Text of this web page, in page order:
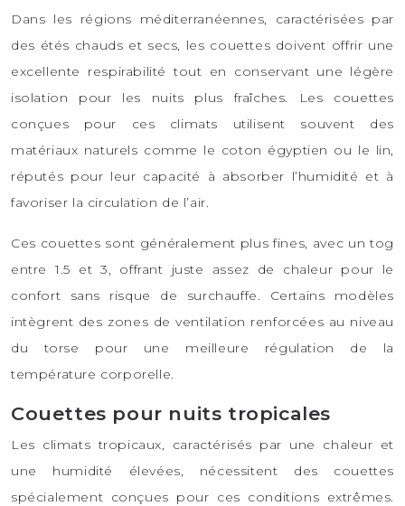
Dans les régions méditerranéennes, caractérisées par
des étés chauds et secs, les couettes doivent offrir une
excellente respirabilité tout en conservant une légère
isolation pour les nuits plus fraîches. Les couettes
conçues pour ces climats utilisent souvent des
matériaux naturels comme le coton égyptien ou le lin,
réputés pour leur capacité à absorber l’humidité et à
favoriser la circulation de l’air.
Ces couettes sont généralement plus fines, avec un tog
entre 1.5 et 3, offrant juste assez de chaleur pour le
confort sans risque de surchauffe. Certains modèles
intègrent des zones de ventilation renforcées au niveau
du torse pour une meilleure régulation de la
température corporelle.
Couettes pour nuits tropicales
Les climats tropicaux, caractérisés par une chaleur et
une humidité élevées, nécessitent des couettes
spécialement conçues pour ces conditions extrêmes.